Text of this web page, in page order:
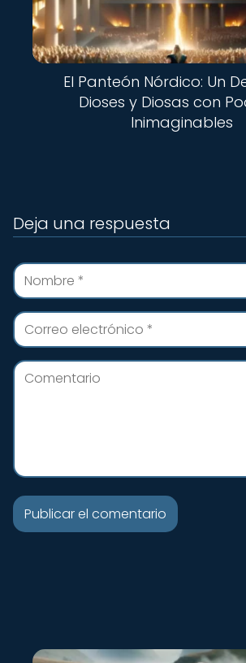
El Panteón Nórdico: Un
Dioses y Diosas con
Inimaginables
Deja una respuesta